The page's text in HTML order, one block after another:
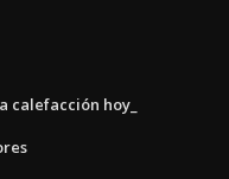
calefacción hoy_